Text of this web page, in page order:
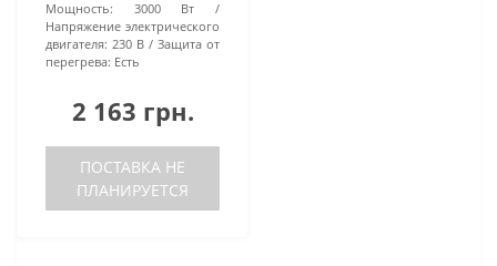
Мощность:
3000 Вт
Напряжение электрического
двигателя: 230 В
Защита от
перегрева: Есть
2 163 грн.
ПОСТАВКА НЕ
ПЛАНИРУЕТСЯ